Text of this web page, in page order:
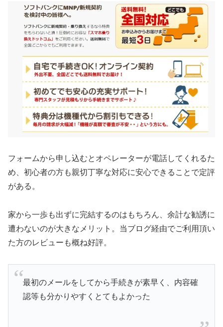
フォームから申し込むとオペレーターが電話してくれるた
め、初心者の方も親切丁寧な対応に安心できることで定評
がある。
家から一歩も出ずに完結するのはもちろん、余計な勧誘に
遭わないのが大きなメリット。当ブログ経由でご利用頂い
た方のレビューも概ね好評。
最初のメールをしてから手続きが素早く、内容確
認等も分かりやすくとてもよかった